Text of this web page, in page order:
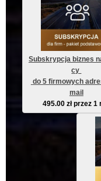
Subskrypcja biznes
cy
mail
495.00 zł przez 1